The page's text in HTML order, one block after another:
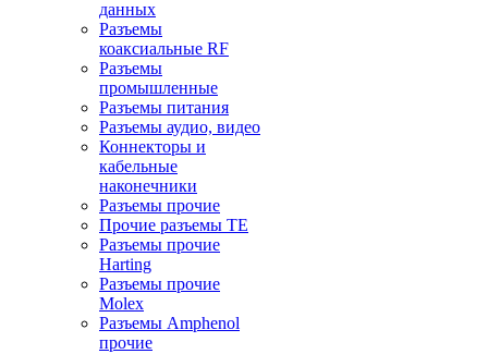
данных
Разъeмы
коаксиальные RF
Разъeмы
промышленные
Разъeмы питания
Разъeмы аудио, видео
Коннекторы и
кабельные
наконечники
Разъeмы прочие
Прочие разъемы TE
Разъемы прочие
Harting
Разъемы прочие
Molex
Разъемы Amphenol
прочие